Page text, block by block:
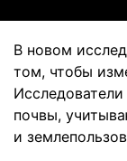
В новом
том, чтобы
почвы,
и